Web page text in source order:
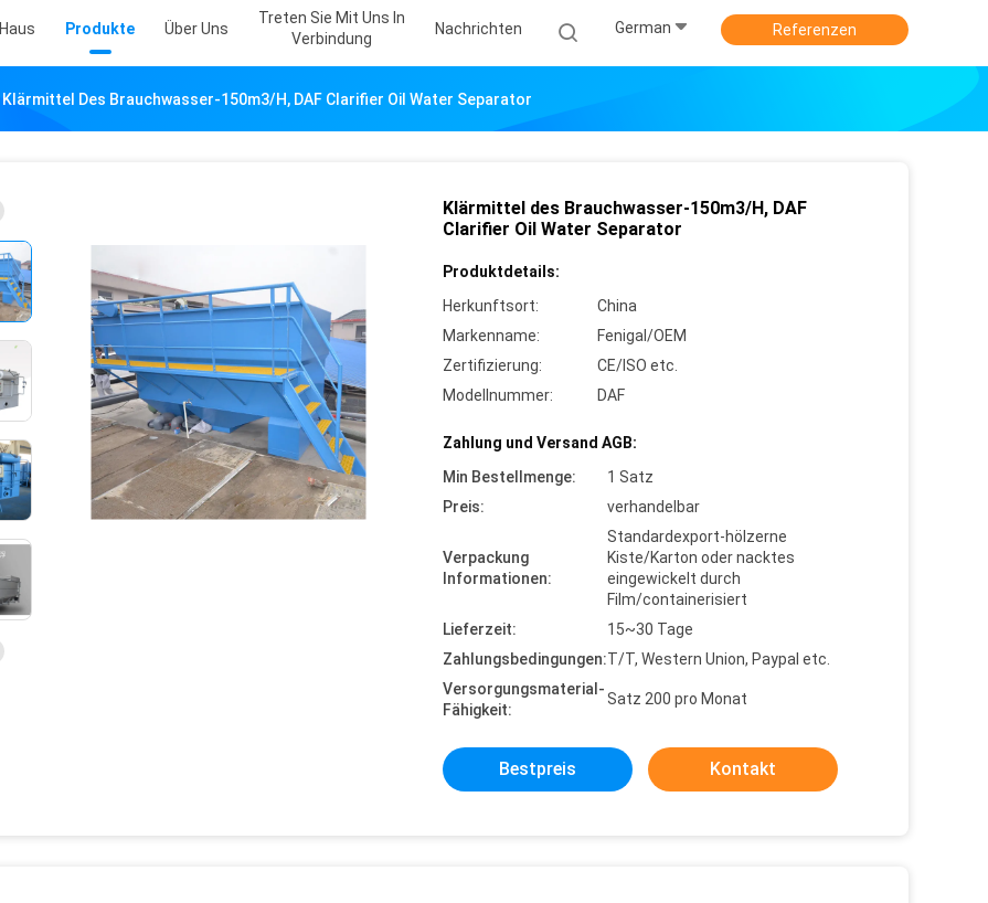
Haus Produkte Über Uns
Treten Sie Mit Uns In
Verbindung
Nachrichten German Referenzen
Klärmittel Des Brauchwasser-150m3/H, DAF Clarifier Oil Water Separator
Klärmittel des Brauchwasser-150m3/H, DAF
Clarifier Oil Water Separator
Produktdetails:
Herkunftsort:
China
Markenname:
Fenigal/OEM
Zertifizierung:
CE/ISO etc.
Modellnummer:
DAF
Zahlung und Versand AGB:
Min Bestellmenge:
1 Satz
Preis:
verhandelbar
Verpackung
Informationen:
Standardexport-hölzerne
Kiste/Karton oder nacktes
eingewickelt durch
Film/containerisiert
Lieferzeit:
15~30 Tage
Zahlungsbedingungen:T/T, Western Union, Paypal etc.
Versorgungsmaterial-
Fähigkeit:
Satz 200 pro Monat
Bestpreis Kontakt